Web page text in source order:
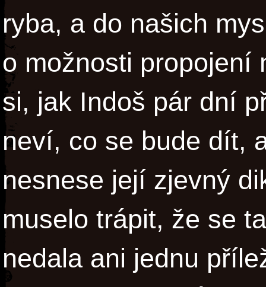
ryba, a do našich
o možnosti propojení
si, jak Indoš pár dní
neví, co se bude dít,
nesnese její zjevný
muselo trápit, že se
nedala ani jednu